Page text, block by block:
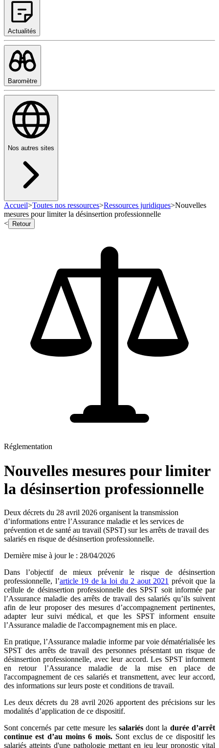
Actualités
Baromètre
Nos autres sites
Accueil>Toutes nos ressources>Ressources juridiques>Nouvelles
mesures pour limiter la désinsertion professionnelle
<
Retour
Réglementation
Nouvelles mesures pour limiter
la désinsertion professionnelle
Deux décrets du 28 avril 2026 organisent la transmission
d’informations entre l’Assurance maladie et les services de
prévention et de santé au travail (SPST) sur les arrêts de travail des
salariés en risque de désinsertion professionnelle.
Dernière mise à jour le : 28/04/2026
Dans l’objectif de mieux prévenir le risque de désinsertion
professionnelle, l’article 19 de la loi du 2 aout 2021 prévoit que la
cellule de désinsertion professionnelle des SPST soit informée par
l’Assurance maladie des arrêts de travail des salariés qu’ils suivent
afin de leur proposer des mesures d’accompagnement pertinentes,
adapter leur suivi médical, et que les SPST informent ensuite
l’Assurance maladie de l'accompagnement mis en place.
En pratique, l’Assurance maladie informe par voie dématérialisée les
SPST des arrêts de travail des personnes présentant un risque de
désinsertion professionnelle, avec leur accord. Les SPST informent
en retour l’Assurance maladie de la mise en place de
l'accompagnement de ces salariés et transmettent, avec leur accord,
des informations sur leurs poste et conditions de travail.
Les deux décrets du 28 avril 2026 apportent des précisions sur les
modalités d’application de ce dispositif.
Sont concernés par cette mesure lessalariésdont la durée d’arrêt
continue est d’au moins 6 mois. Sont exclus de ce dispositif les
salariés atteints d'une pathologie mettant en jeu leur pronostic vital